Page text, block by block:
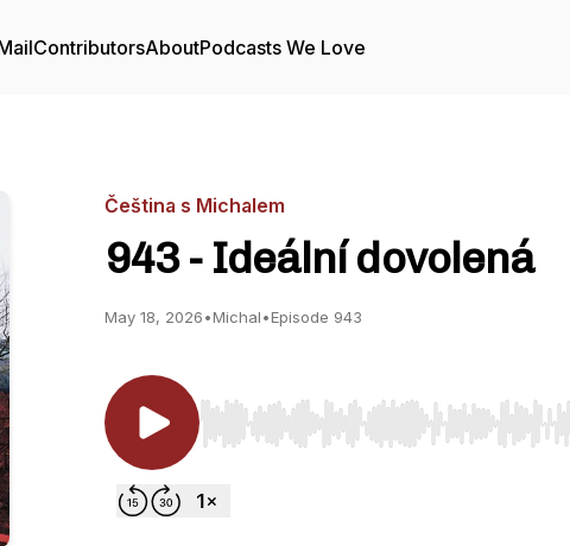
ContributorsAboutPodcasts We Love
Čeština s Michalem
943 - Ideální dovolená
May 18, 2026•Michal•Episode 943
Use Left/Right to seek, Home/End to jump